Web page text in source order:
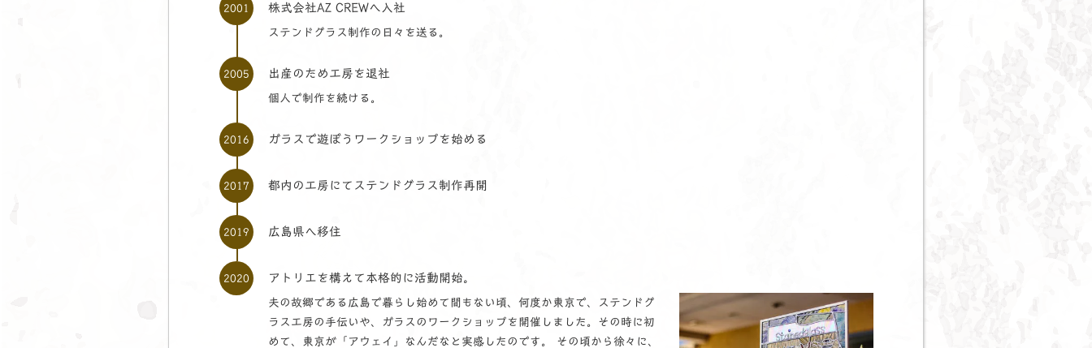
2001 株式会社AZ CREWへ入社
ステンドグラス制作の日々を送る。
2005 出産のため工房を退社
個人で制作を続ける。
2016 ガラスで遊ぼうワークショップを始める
2017 都内の工房にてステンドグラス制作再開
2019 広島県へ移住
2020 アトリエを構えて本格的に活動開始。
夫の故郷である広島で暮らし始めて間もない頃、何度か東京で、ステンドグ
ラス工房の手伝いや、ガラスのワークショップを開催しました。その時に初
めて、東京が「アウェイ」なんだなと実感したのです。 その頃から徐々に、